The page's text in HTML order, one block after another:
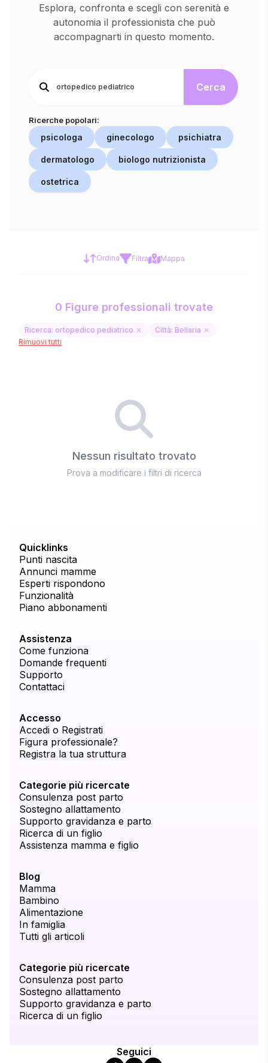
Esplora, confronta e scegli con serenità e
autonomia il professionista che può
accompagnarti in questo momento.
Cerca
Ricerche popolari:
psicologa ginecologo psichiatra
dermatologo biologo nutrizionista
ostetrica
Ordina Filtra Mappa
0 Figure professionali trovate
Ricerca: ortopedico pediatrico
Città: Bellaria
Rimuovi tutti
Nessun risultato trovato
Prova a modificare i filtri di ricerca
Quicklinks
Punti nascita
Annunci mamme
Esperti rispondono
Funzionalità
Piano abbonamenti
Assistenza
Come funziona
Domande frequenti
Supporto
Contattaci
Accesso
Accedi o Registrati
Figura professionale?
Registra la tua struttura
Categorie più ricercate
Consulenza post parto
Sostegno allattamento
Supporto gravidanza e parto
Ricerca di un figlio
Assistenza mamma e figlio
Blog
Mamma
Bambino
Alimentazione
In famiglia
Tutti gli articoli
Categorie più ricercate
Consulenza post parto
Sostegno allattamento
Supporto gravidanza e parto
Ricerca di un figlio
Seguici